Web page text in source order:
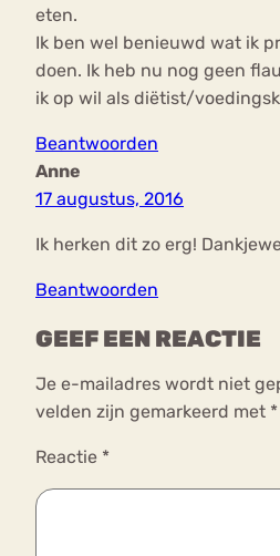
eten.
Ik ben wel benieuwd wat ik
doen. Ik heb nu nog geen
ik op wil als diëtist/
Beantwoorden
Anne
17 augustus, 2016
Ik herken dit zo erg!
Beantwoorden
GEEF EEN REACTIE
Je e-mailadres wordt niet
velden zijn gemarkeerd met *
Reactie *